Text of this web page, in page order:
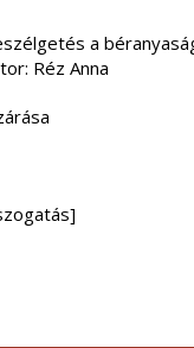
a
Réz Anna